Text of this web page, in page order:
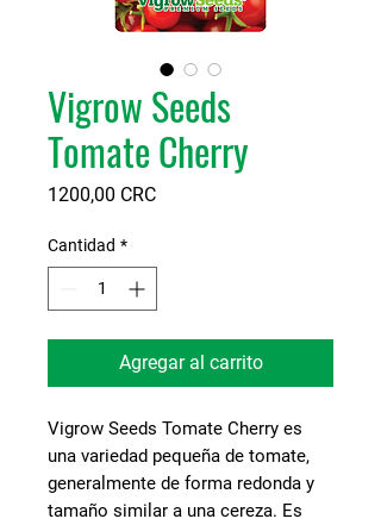
Vigrow Seeds
Tomate Cherry
1200,00 CRCPrecio
Cantidad *
Agregar al carrito
Vigrow Seeds Tomate Cherry es
una variedad pequeña de tomate,
generalmente de forma redonda y
tamaño similar a una cereza. Es